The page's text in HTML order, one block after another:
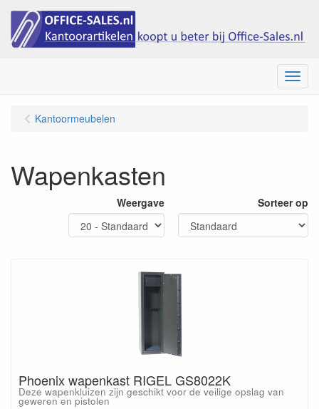
Menu
Kantoormeubelen
Wapenkasten
Weergave Sorteer op
Phoenix wapenkast RIGEL GS8022K
Deze wapenkluizen zijn geschikt voor de veilige opslag van
geweren en pistolen